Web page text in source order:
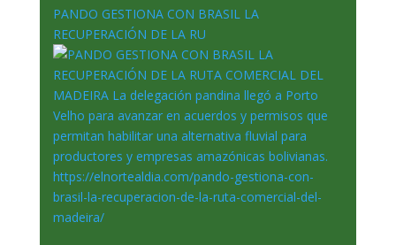
PANDO GESTIONA CON BRASIL LA
RECUPERACIÓN DE LA RU